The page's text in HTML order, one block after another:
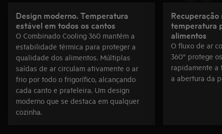
Design moderno. Temperatura
estável em todos os cantos
O Combinado Cooling 360 mantém a
estabilidade térmica para proteger a
qualidade dos alimentos. Múltiplas
saídas de ar circulam ativamente o ar
frio por todo o frigorífico, alcançando
cada canto e prateleira. Um design
moderno que se destaca em qualquer
cozinha.
temperatura
alimentos
O fluxo de ar
360° protege
rapidamente a
a abertura da